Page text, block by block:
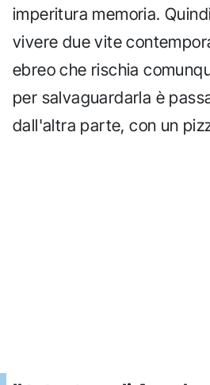
imperitura memoria.
vivere due vite
ebreo che rischia
per salvaguardarla è
dall'altra parte, con un